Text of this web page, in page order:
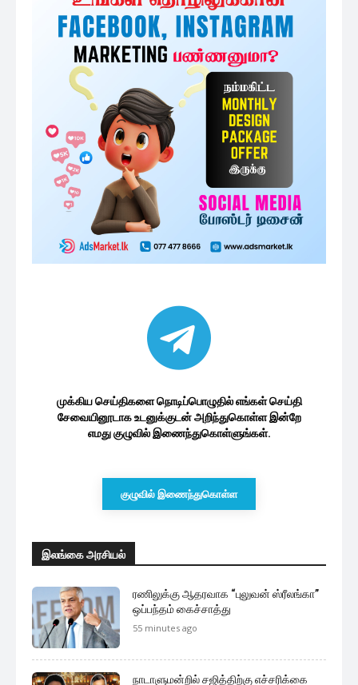
முக்கிய செய்திகளை நொடிப்பொழுதில் எங்கள் செய்தி
சேவையினூடாக உடனுக்குடன் அறிந்துகொள்ள இன்றே
எமது குழுவில் இணைந்துகொள்ளுங்கள்.
குழுவில் இணைந்துகொள்ள
இலங்கை அரசியல்
ரணிலுக்கு ஆதரவாக “புலுவன் ஸ்ரீலங்கா”
ஒப்பந்தம் கைச்சாத்து
55 minutes ago
நாடாளுமன்றில் சஜித்திற்கு எச்சரிக்கை